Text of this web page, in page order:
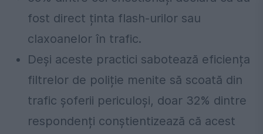
fost direct ținta flash-urilor sau
claxoanelor în trafic.
Deși aceste practici sabotează eficiența
filtrelor de poliție menite să scoată din
trafic șoferii periculoși, doar 32% dintre
respondenți conștientizează că acest